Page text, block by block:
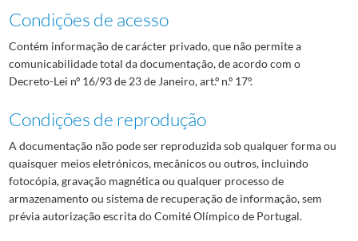
Condições de acesso
Contém informação de carácter privado, que não permite a
comunicabilidade total da documentação, de acordo com o
Decreto-Lei nº 16/93 de 23 de Janeiro, art.º n.º 17º.
Condições de reprodução
A documentação não pode ser reproduzida sob qualquer forma ou
quaisquer meios eletrónicos, mecânicos ou outros, incluindo
fotocópia, gravação magnética ou qualquer processo de
armazenamento ou sistema de recuperação de informação, sem
prévia autorização escrita do Comité Olímpico de Portugal.